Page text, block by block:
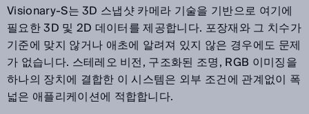
Visionary-S는 3D 스냅샷 카메라 기술을 기반으로 여기에
필요한 3D 및 2D 데이터를 제공합니다. 포장재와 그 치수가
기준에 맞지 않거나 애초에 알려져 있지 않은 경우에도 문제
가 없습니다. 스테레오 비전, 구조화된 조명, RGB 이미징을
하나의 장치에 결합한 이 시스템은 외부 조건에 관계없이 폭
넓은 애플리케이션에 적합합니다.